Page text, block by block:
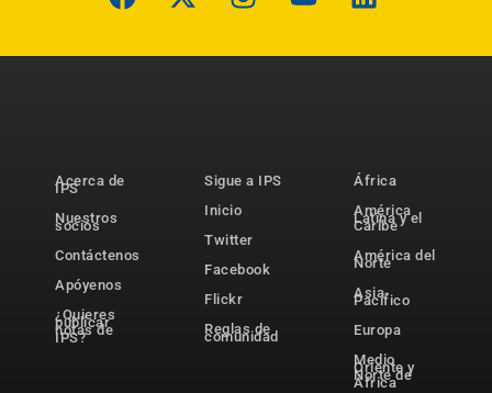
Acerca de
IPS
Nuestros
socios
Contáctenos
Apóyenos
¿Quieres
publicar
notas de
IPS?
Sigue a IPS
Inicio
Twitter
Facebook
Flickr
Reglas de
comunidad
África
América
Latina y el
Caribe
América del
Norte
Asia-
Pacífico
Europa
Medio
Oriente y
Norte de
África